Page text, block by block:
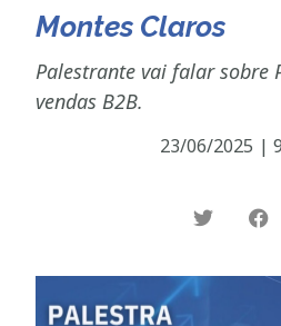
Montes Claros
Palestrante vai falar sobre
vendas B2B.
23/06/2025 |